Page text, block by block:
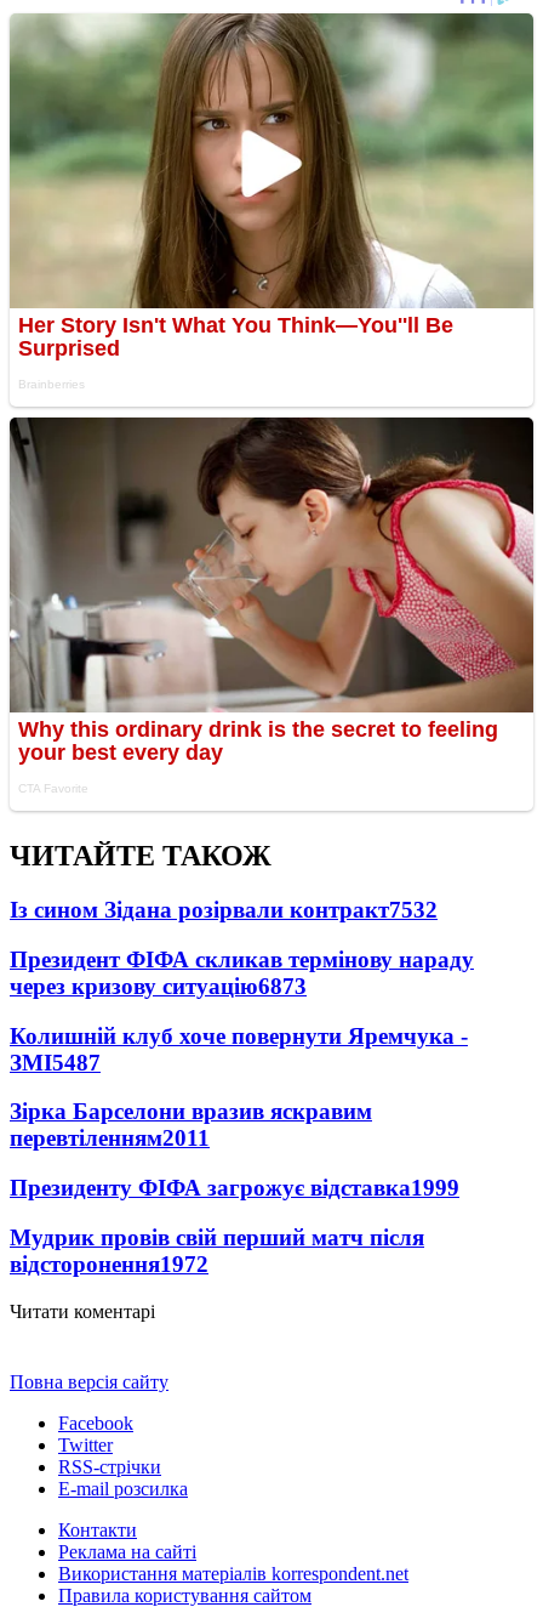
ЧИТАЙТЕ ТАКОЖ
Із сином Зідана розірвали контракт7532
Президент ФІФА скликав термінову нараду
через кризову ситуацію6873
Колишній клуб хоче повернути Яремчука -
ЗМІ5487
Зірка Барселони вразив яскравим
перевтіленням2011
Президенту ФІФА загрожує відставка1999
Мудрик провів свій перший матч після
відсторонення1972
Читати коментарі
Повна версія сайту
Facebook
Twitter
RSS-стрічки
E-mail розсилка
Контакти
Реклама на сайті
Використання матеріалів korrespondent.net
Правила користування сайтом